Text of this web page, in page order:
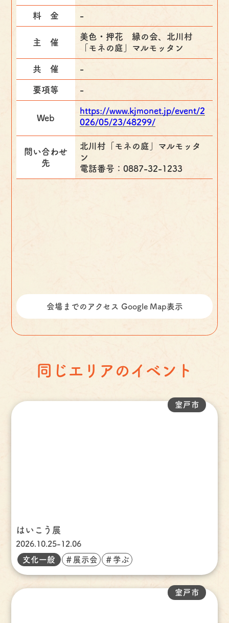
料 金 -
主 催
美色・押花 縁の会、北川村
「モネの庭」マルモッタン
共 催 -
要項等 -
Web
https://www.kjmonet.jp/event/2
026/05/23/48299/
問い合わせ
先
北川村「モネの庭」マルモッタ
ン
電話番号：0887-32-1233
会場までのアクセス Google Map表示
同じエリアのイベント
はいこう展
2026.10.25-12.06
室戸市
文化一般 ＃展示会 ＃学ぶ
室戸市